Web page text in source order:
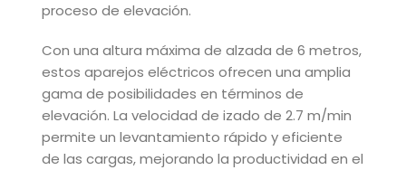
proceso de elevación.
Con una altura máxima de alzada de 6 metros,
estos aparejos eléctricos ofrecen una amplia
gama de posibilidades en términos de
elevación. La velocidad de izado de 2.7 m/min
permite un levantamiento rápido y eficiente
de las cargas, mejorando la productividad en el